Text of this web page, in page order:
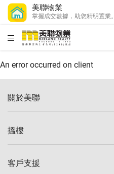
美聯物業
掌握成交數據，助您精明置業。
HKD
An error occurred on client
關於美聯
美聯集團
人才招募
搵樓
一手新盤
客戶支援